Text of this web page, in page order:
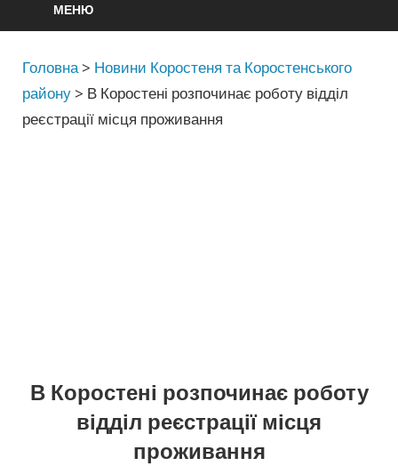
МЕНЮ
Головна > Новини Коростеня та Коростенського
району > В Коростені розпочинає роботу відділ
реєстрації місця проживання
В Коростені розпочинає роботу
відділ реєстрації місця
проживання